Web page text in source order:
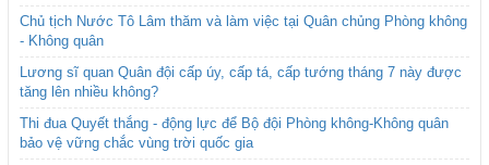
Chủ tịch Nước Tô Lâm thăm và làm việc tại Quân chủng Phòng không
- Không quân
Lương sĩ quan Quân đội cấp úy, cấp tá, cấp tướng tháng 7 này được
tăng lên nhiều không?
Thi đua Quyết thắng - động lực để Bộ đội Phòng không-Không quân
bảo vệ vững chắc vùng trời quốc gia